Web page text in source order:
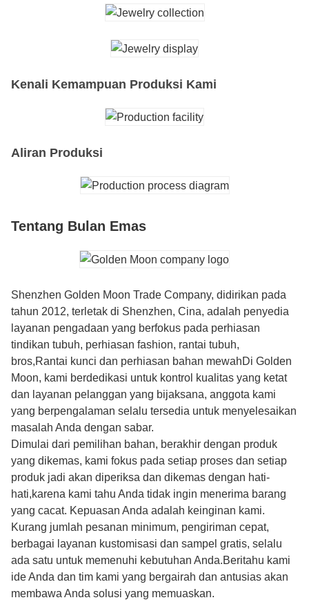
Kenali Kemampuan Produksi Kami
Aliran Produksi
Tentang Bulan Emas
Shenzhen Golden Moon Trade Company, didirikan pada
tahun 2012, terletak di Shenzhen, Cina, adalah penyedia
layanan pengadaan yang berfokus pada perhiasan
tindikan tubuh, perhiasan fashion, rantai tubuh,
bros,Rantai kunci dan perhiasan bahan mewahDi Golden
Moon, kami berdedikasi untuk kontrol kualitas yang ketat
dan layanan pelanggan yang bijaksana, anggota kami
yang berpengalaman selalu tersedia untuk menyelesaikan
masalah Anda dengan sabar.
Dimulai dari pemilihan bahan, berakhir dengan produk
yang dikemas, kami fokus pada setiap proses dan setiap
produk jadi akan diperiksa dan dikemas dengan hati-
hati,karena kami tahu Anda tidak ingin menerima barang
yang cacat. Kepuasan Anda adalah keinginan kami.
Kurang jumlah pesanan minimum, pengiriman cepat,
berbagai layanan kustomisasi dan sampel gratis, selalu
ada satu untuk memenuhi kebutuhan Anda.Beritahu kami
ide Anda dan tim kami yang bergairah dan antusias akan
membawa Anda solusi yang memuaskan.